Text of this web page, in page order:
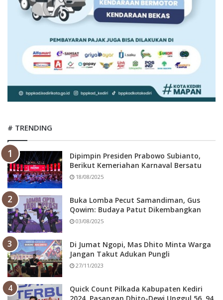
# TRENDING
Dipimpin Presiden Prabowo Subianto,
Berikut Kemeriahan Karnaval Bersatu
18/08/2025
Buka Lomba Pecut Samandiman, Gus
Qowim: Budaya Patut Dikembangkan
03/08/2025
Di Jumat Ngopi, Mas Dhito Minta Warga
Jangan Takut Adukan Pungli
27/11/2023
Quick Count Pilkada Kabupaten Kediri
2024, Pasangan Dhito-Dewi Unggul 56, 94